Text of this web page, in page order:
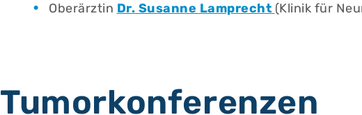
Oberärztin Dr. Susanne Lamprecht (Klinik für
Tumorkonferenzen